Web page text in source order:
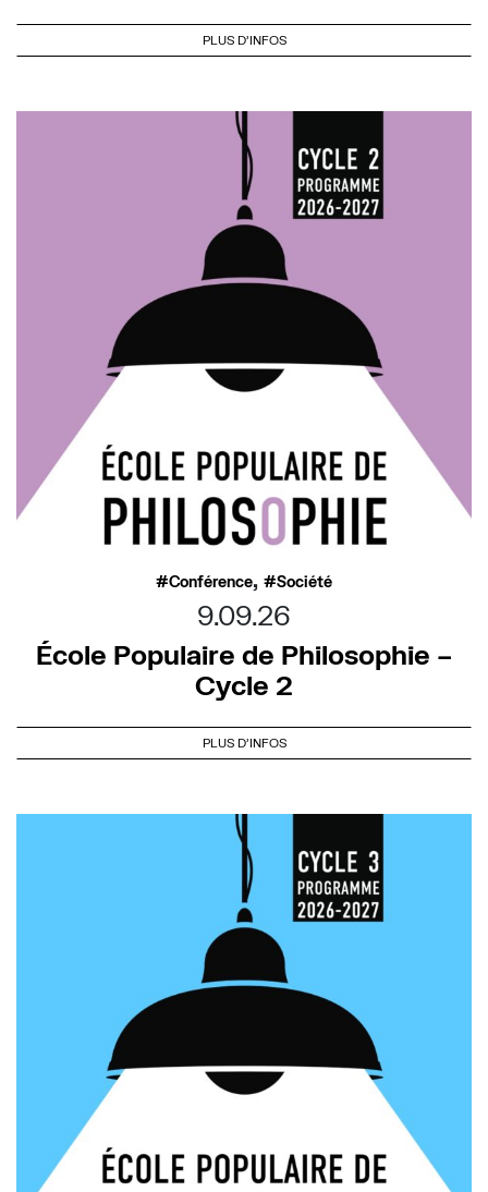
PLUS D'INFOS
Conférence, Société
9.09.26
École Populaire de Philosophie –
Cycle 2
PLUS D'INFOS